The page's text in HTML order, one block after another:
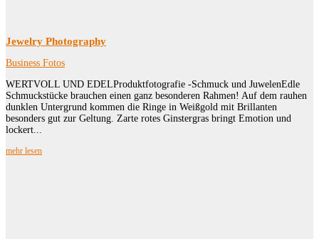
Jewelry Photography
Business Fotos
WERTVOLL UND EDELProduktfotografie -Schmuck und JuwelenEdle
Schmuckstücke brauchen einen ganz besonderen Rahmen! Auf dem rauhen
dunklen Untergrund kommen die Ringe in Weißgold mit Brillanten
besonders gut zur Geltung. Zarte rotes Ginstergras bringt Emotion und
lockert...
mehr lesen